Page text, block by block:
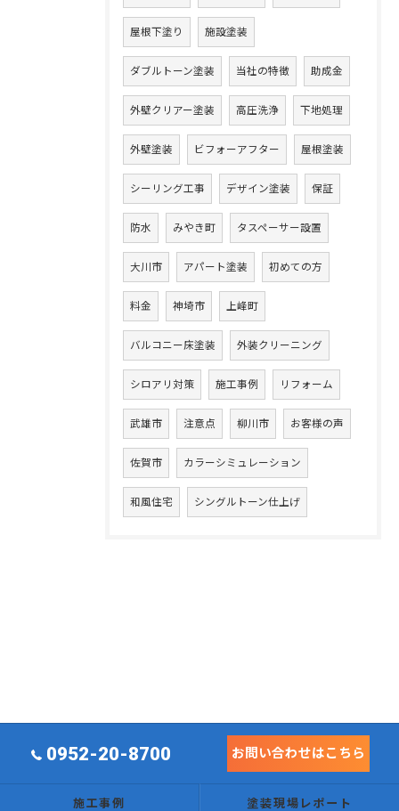
屋根下塗り 施設塗装
ダブルトーン塗装 当社の特徴 助成金
外壁クリアー塗装 高圧洗浄 下地処理
外壁塗装 ビフォーアフター 屋根塗装
シーリング工事 デザイン塗装 保証
防水 みやき町 タスペーサー設置
大川市 アパート塗装 初めての方
料金 神埼市 上峰町
バルコニー床塗装 外装クリーニング
シロアリ対策 施工事例 リフォーム
武雄市 注意点 柳川市 お客様の声
佐賀市 カラーシミュレーション
和風住宅 シングルトーン仕上げ
0952-20-8700 お問い合わせはこちら
施工事例 塗装現場レポート